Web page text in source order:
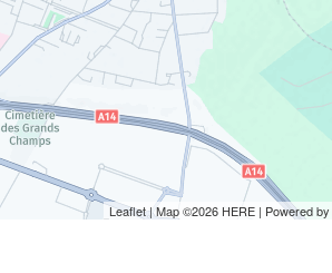
Leaflet| Map ©2026 HERE | Powered by